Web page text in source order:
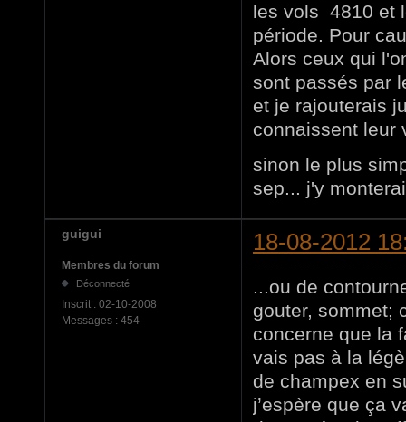
les vols 4810 et
période. Pour
Alors ceux qui
sont passés par
et je rajouterais
connaissent leur
sinon le plus
sep... j'y
guigui 18-08-2012
Membres du forum
Déconnecté
Inscrit : 02-10-2008
Messages : 454
...ou de
gouter, sommet;
concerne que la
vais pas à la
de champex en
j’espère que ça